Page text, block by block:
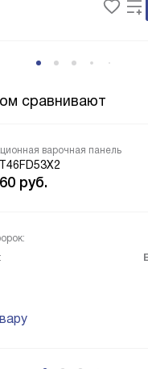
реальных
вид техники!
сравнивают
варочная панель
руб.